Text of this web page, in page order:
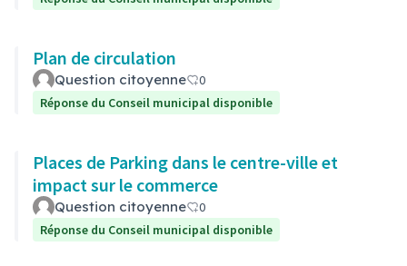
Plan de circulation
Question citoyenne
0
Réponse du Conseil municipal disponible
Places de Parking dans le centre-ville et
impact sur le commerce
Question citoyenne
0
Réponse du Conseil municipal disponible